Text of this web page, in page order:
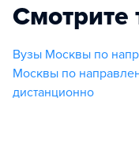
Смотрите
Вузы Москвы по
Москвы по
дистанционно